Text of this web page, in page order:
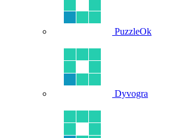
PuzzleOk
Dyvogra